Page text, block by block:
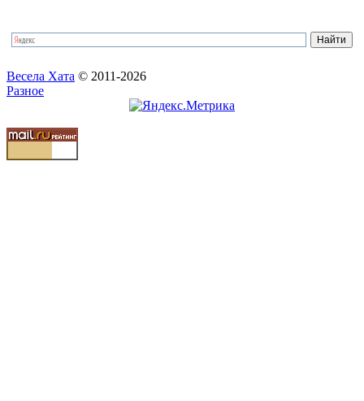
Весела Хата © 2011-2026
Разное